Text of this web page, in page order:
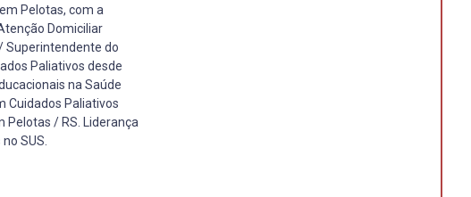
Pelotas, com a
Domiciliar
Superintendente do
Paliativos desde
na Saúde
Cuidados Paliativos
Pelotas / RS. Liderança
SUS.